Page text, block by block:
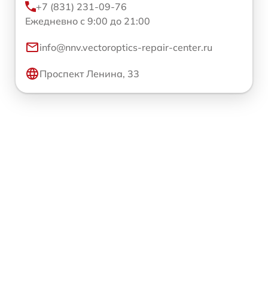
+7 (831) 231-09-76
Ежедневно с 9:00 до 21:00
info@nnv.vectoroptics-repair-center.ru
Проспект Ленина, 33